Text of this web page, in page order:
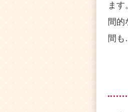
ま
間的
間